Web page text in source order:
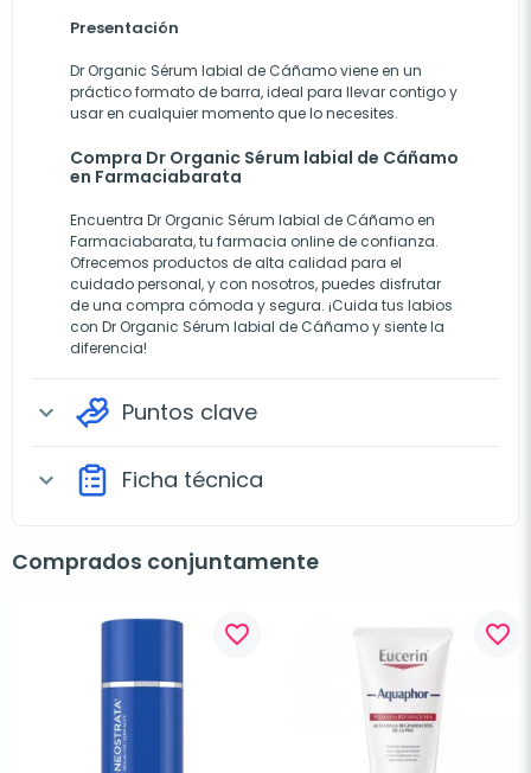
Presentación
Dr Organic Sérum labial de Cáñamo viene en un
práctico formato de barra, ideal para llevar contigo y
usar en cualquier momento que lo necesites.
Compra Dr Organic Sérum labial de Cáñamo
en Farmaciabarata
Encuentra Dr Organic Sérum labial de Cáñamo en
Farmaciabarata, tu farmacia online de confianza.
Ofrecemos productos de alta calidad para el
cuidado personal, y con nosotros, puedes disfrutar
de una compra cómoda y segura. ¡Cuida tus labios
con Dr Organic Sérum labial de Cáñamo y siente la
diferencia!
expand_more Puntos clave
expand_more Ficha técnica
Comprados conjuntamente
favorite_border favorite_border